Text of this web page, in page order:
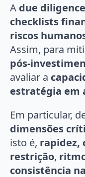
A due
checklists
riscos
Assim, para
pós-
avaliar a
estratégia em
Em particular,
dimensões
isto é, rapidez,
restrição,
consistência